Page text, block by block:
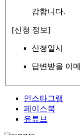
감합니다.
[신청 정보]
신청일시
답변받을 이
인스타그램
페이스북
유튜브